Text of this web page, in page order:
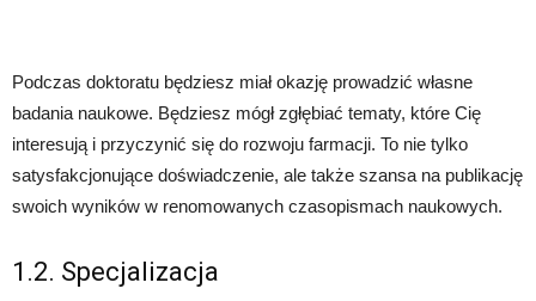
Podczas doktoratu będziesz miał okazję prowadzić własne
badania naukowe. Będziesz mógł zgłębiać tematy, które Cię
interesują i przyczynić się do rozwoju farmacji. To nie tylko
satysfakcjonujące doświadczenie, ale także szansa na publikację
swoich wyników w renomowanych czasopismach naukowych.
1.2. Specjalizacja